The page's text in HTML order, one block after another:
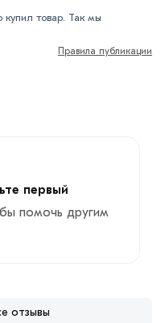
первый
помочь другим
отзывы
купил товар. Так мы
Правила публикации